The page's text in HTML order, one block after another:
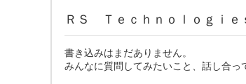
ＲＳ Ｔｅｃｈｎｏｌｏｇｉｅ
書き込みはまだありません。
みんなに質問してみたいこと、話し合っ